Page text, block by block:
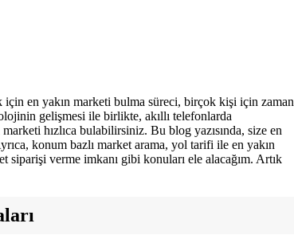
için en yakın marketi bulma süreci, birçok kişi için zaman
gelişmesi ile birlikte, akıllı telefonlarda
hızlıca bulabilirsiniz. Bu blog yazısında, size en
konum bazlı market arama, yol tarifi ile en yakın
verme imkanı gibi konuları ele alacağım. Artık